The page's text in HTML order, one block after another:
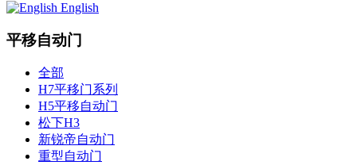
English
平移自动门
全部
H7平移门系列
H5平移自动门
松下H3
新锐帝自动门
重型自动门